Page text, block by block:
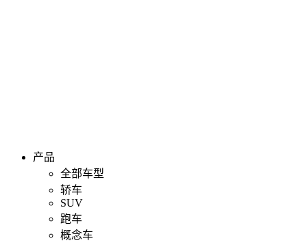
产品
全部车型
轿车
SUV
跑车
概念车